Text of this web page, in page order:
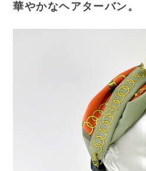
華やかなヘアターバン。